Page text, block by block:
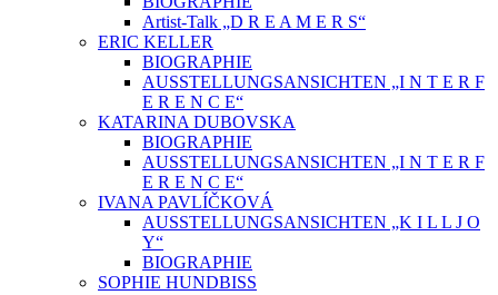
Artist-Talk „D R E A M E R S“
ERIC KELLER
BIOGRAPHIE
AUSSTELLUNGSANSICHTEN „I N T E R F
E R E N C E“
KATARINA DUBOVSKA
BIOGRAPHIE
AUSSTELLUNGSANSICHTEN „I N T E R F
E R E N C E“
IVANA PAVLÍČKOVÁ
AUSSTELLUNGSANSICHTEN „K I L L J O
Y“
BIOGRAPHIE
SOPHIE HUNDBISS